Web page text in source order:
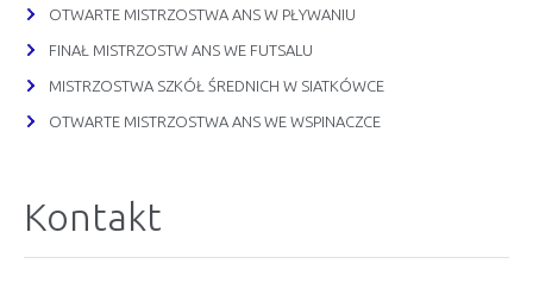
OTWARTE MISTRZOSTWA ANS W PŁYWANIU
FINAŁ MISTRZOSTW ANS WE FUTSALU
MISTRZOSTWA SZKÓŁ ŚREDNICH W SIATKÓWCE
OTWARTE MISTRZOSTWA ANS WE WSPINACZCE
Kontakt